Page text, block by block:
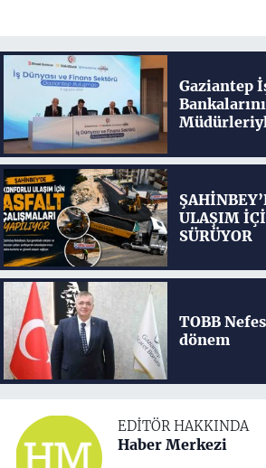
Gaziantep
ULAŞIM
SÜRÜYOR
TOBB
dönem
EDITÖR HAKKINDA
Haber Merkezi